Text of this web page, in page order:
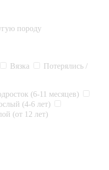
породу
Вязка
Потерялись /
(6-11 месяцев)
(4-6 лет)
(от 12 лет)